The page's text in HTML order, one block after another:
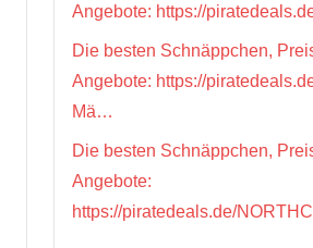
Angebote: https://
Die besten Schnäppchen,
Angebote: https://
Mä…
Die besten Schnäppchen,
Angebote:
https://piratedeals.de/